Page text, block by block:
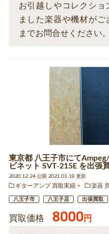
お引越しやコレクショ
ました楽器や機材がご
までお問合せください。
東京都 八王子市にて
ビネット SVT-215E を出張
2020.12.24 公開 2021.01.19 更新
ギターアンプ 買取実績
楽器
八王子市 八王子店 出張買取
買取価格 8000円